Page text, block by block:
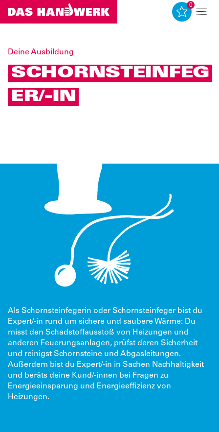
0
Deine Ausbildung
SCHORNSTEINFEG
ER/-IN
Als Schornsteinfegerin oder Schornsteinfeger bist du
Expert/-in rund um sichere und saubere Wärme: Du
misst den Schadstoffausstoß von Heizungen und
anderen Feuerungsanlagen, prüfst deren Sicherheit
und reinigst Schornsteine und Abgasleitungen.
Außerdem bist du Expert/-in in Sachen Nachhaltigkeit
und beräts deine Kund/-innen bei Fragen zu
Energieeinsparung und Energieeffizienz von
Heizungen.